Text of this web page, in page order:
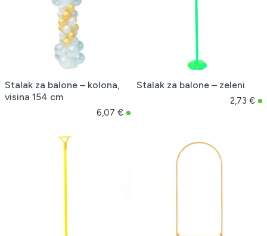
Stalak za balone – kolona,
visina 154 cm
6,07 €
Stalak za balone – zeleni
2,73 €